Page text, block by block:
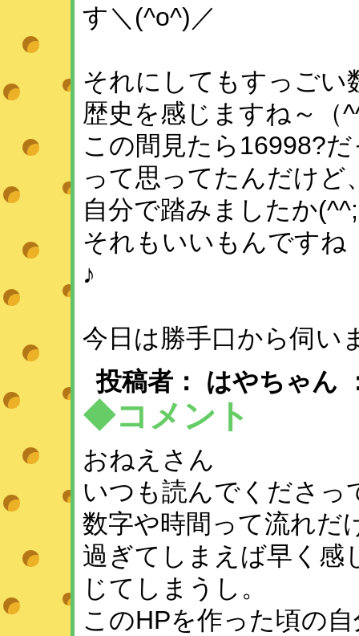
す＼(^o^)／
それにしてもすっごい
歴史を感じますね～（
この間見たら16998?
って思ってたんだけど
自分で踏みましたか(^^;
それもいいもんですね
♪
今日は勝手口から伺い
投稿者： はやちゃん
◆コメント
おねえさん
いつも読んでくださっ
数字や時間って流れだ
過ぎてしまえば早く感
じてしまうし。
このHPを作った頃の